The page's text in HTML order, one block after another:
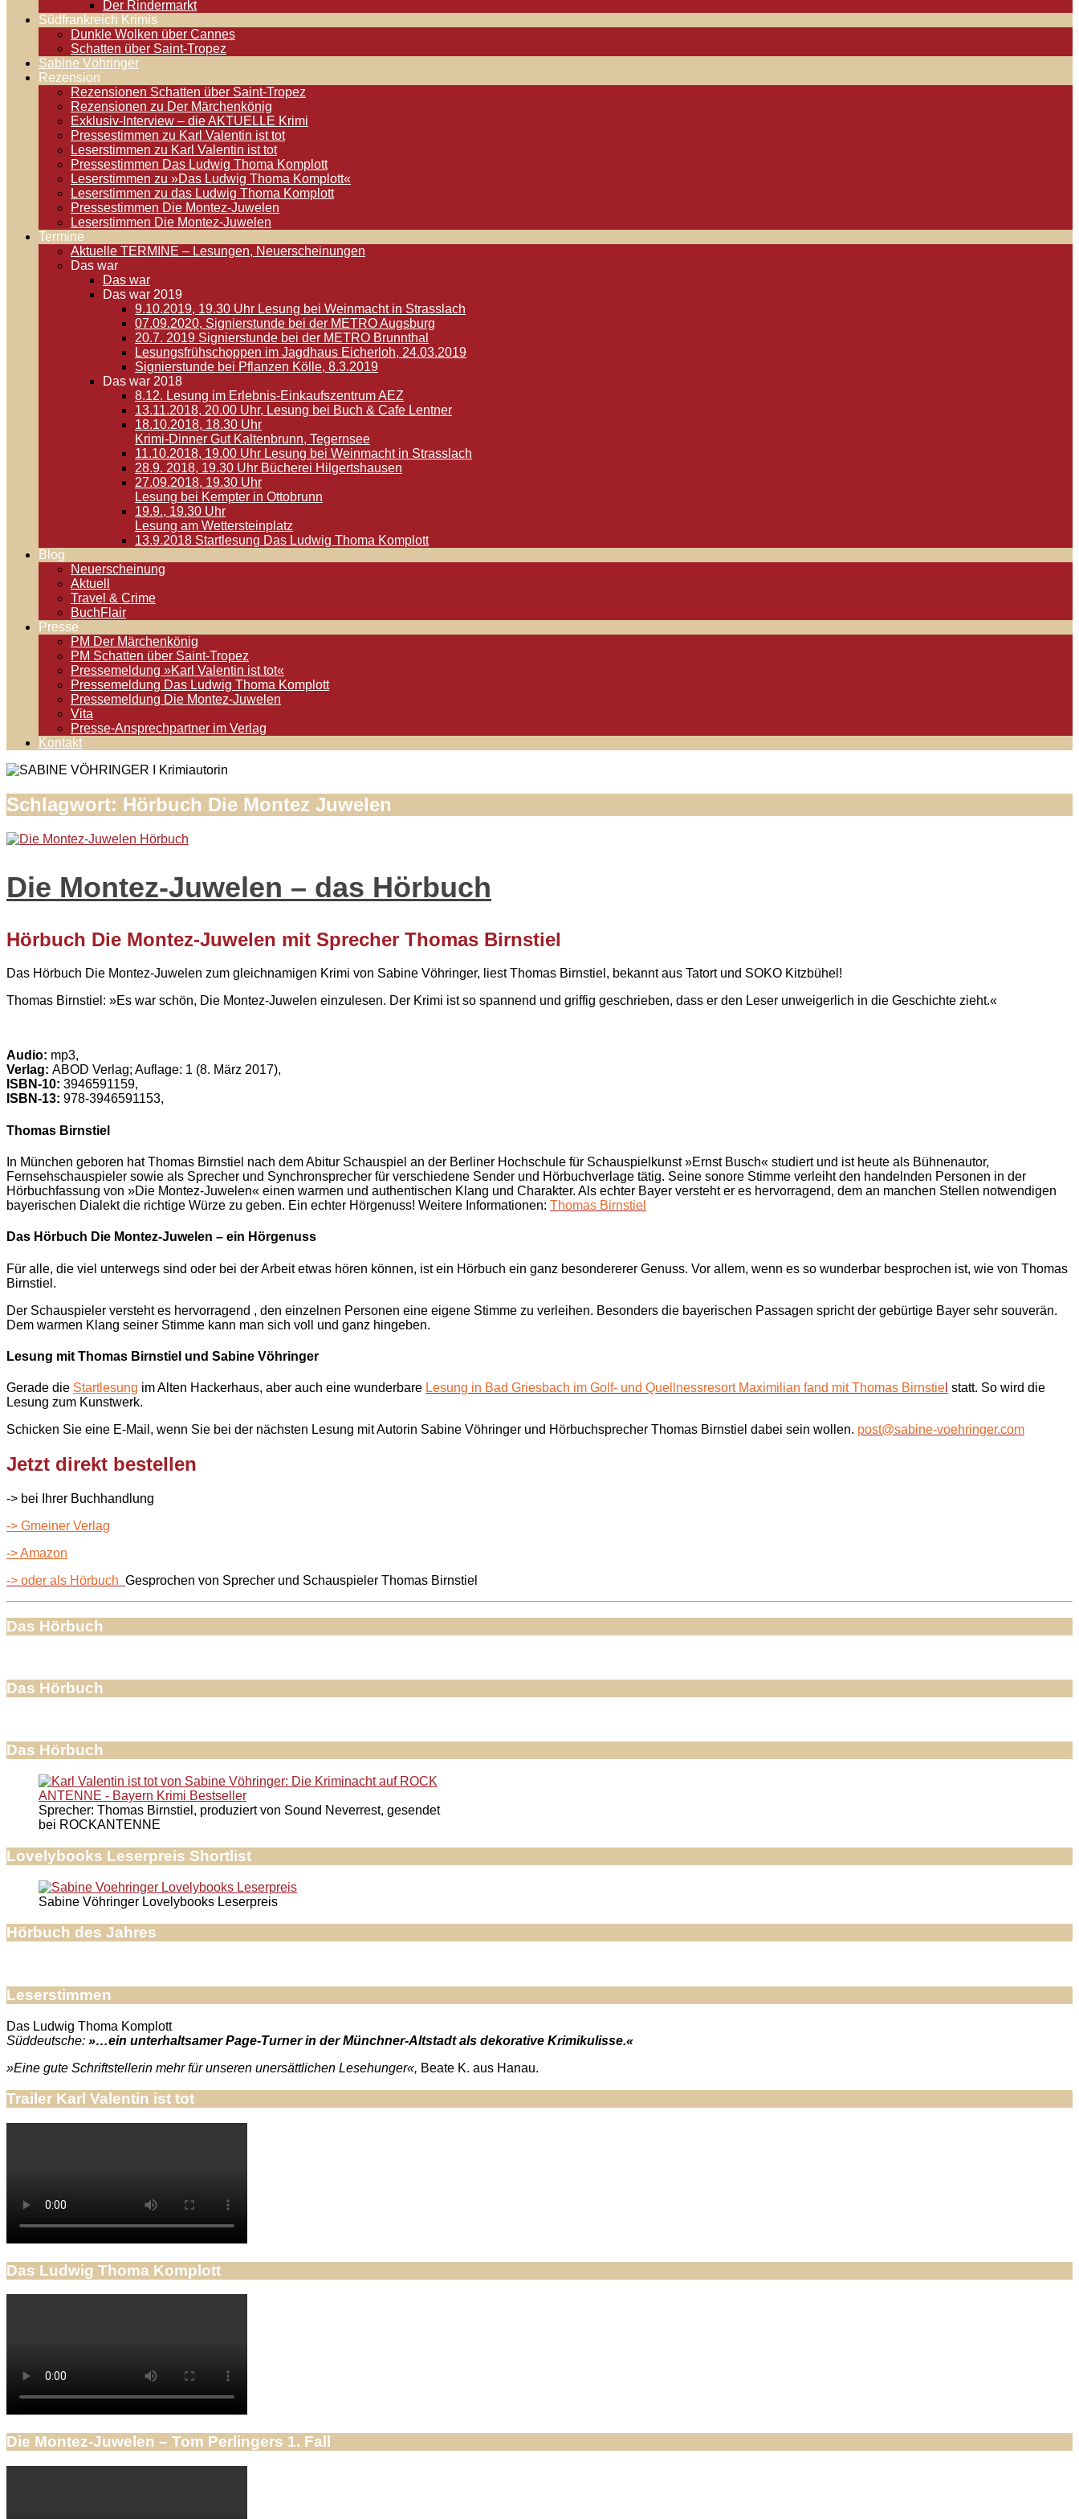
Der Rindermarkt
Südfrankreich Krimis
Dunkle Wolken über Cannes
Schatten über Saint-Tropez
Sabine Vöhringer
Rezension
Rezensionen Schatten über Saint-Tropez
Rezensionen zu Der Märchenkönig
Exklusiv-Interview – die AKTUELLE Krimi
Pressestimmen zu Karl Valentin ist tot
Leserstimmen zu Karl Valentin ist tot
Pressestimmen Das Ludwig Thoma Komplott
Leserstimmen zu »Das Ludwig Thoma Komplott«
Leserstimmen zu das Ludwig Thoma Komplott
Pressestimmen Die Montez-Juwelen
Leserstimmen Die Montez-Juwelen
Termine
Aktuelle TERMINE – Lesungen, Neuerscheinungen
Das war
Das war
Das war 2019
9.10.2019, 19.30 Uhr Lesung bei Weinmacht in Strasslach
07.09.2020, Signierstunde bei der METRO Augsburg
20.7. 2019 Signierstunde bei der METRO Brunnthal
Lesungsfrühschoppen im Jagdhaus Eicherloh, 24.03.2019
Signierstunde bei Pflanzen Kölle, 8.3.2019
Das war 2018
8.12. Lesung im Erlebnis-Einkaufszentrum AEZ
13.11.2018, 20.00 Uhr, Lesung bei Buch & Cafe Lentner
18.10.2018, 18.30 Uhr
Krimi-Dinner Gut Kaltenbrunn, Tegernsee
11.10.2018, 19.00 Uhr Lesung bei Weinmacht in Strasslach
28.9. 2018, 19.30 Uhr Bücherei Hilgertshausen
27.09.2018, 19.30 Uhr
Lesung bei Kempter in Ottobrunn
19.9., 19.30 Uhr
Lesung am Wettersteinplatz
13.9.2018 Startlesung Das Ludwig Thoma Komplott
Blog
Neuerscheinung
Aktuell
Travel & Crime
BuchFlair
Presse
PM Der Märchenkönig
PM Schatten über Saint-Tropez
Pressemeldung »Karl Valentin ist tot«
Pressemeldung Das Ludwig Thoma Komplott
Pressemeldung Die Montez-Juwelen
Vita
Presse-Ansprechpartner im Verlag
Kontakt
Schlagwort: Hörbuch Die Montez Juwelen
Die Montez-Juwelen – das Hörbuch
Hörbuch Die Montez-Juwelen mit Sprecher Thomas Birnstiel
Das Hörbuch Die Montez-Juwelen zum gleichnamigen Krimi von Sabine Vöhringer, liest Thomas Birnstiel, bekannt aus Tatort und SOKO Kitzbühel!
Thomas Birnstiel: »Es war schön, Die Montez-Juwelen einzulesen. Der Krimi ist so spannend und griffig geschrieben, dass er den Leser unweigerlich in die Geschichte zieht.«
Audio: mp3,
Verlag: ABOD Verlag; Auflage: 1 (8. März 2017),
ISBN-10: 3946591159,
ISBN-13: 978-3946591153,
Thomas Birnstiel
In München geboren hat Thomas Birnstiel nach dem Abitur Schauspiel an der Berliner Hochschule für Schauspielkunst »Ernst Busch« studiert und ist heute als Bühnenautor,
Fernsehschauspieler sowie als Sprecher und Synchronsprecher für verschiedene Sender und Hörbuchverlage tätig. Seine sonore Stimme verleiht den handelnden Personen in der
Hörbuchfassung von »Die Montez-Juwelen« einen warmen und authentischen Klang und Charakter. Als echter Bayer versteht er es hervorragend, dem an manchen Stellen notwendigen
bayerischen Dialekt die richtige Würze zu geben. Ein echter Hörgenuss! Weitere Informationen: Thomas Birnstiel
Das Hörbuch Die Montez-Juwelen – ein Hörgenuss
Für alle, die viel unterwegs sind oder bei der Arbeit etwas hören können, ist ein Hörbuch ein ganz besondererer Genuss. Vor allem, wenn es so wunderbar besprochen ist, wie von Thomas
Birnstiel.
Der Schauspieler versteht es hervorragend , den einzelnen Personen eine eigene Stimme zu verleihen. Besonders die bayerischen Passagen spricht der gebürtige Bayer sehr souverän.
Dem warmen Klang seiner Stimme kann man sich voll und ganz hingeben.
Lesung mit Thomas Birnstiel und Sabine Vöhringer
Gerade die Startlesung im Alten Hackerhaus, aber auch eine wunderbare Lesung in Bad Griesbach im Golf- und Quellnessresort Maximilian fand mit Thomas Birnstie statt. So wird die
Lesung zum Kunstwerk.
Schicken Sie eine E-Mail, wenn Sie bei der nächsten Lesung mit Autorin Sabine Vöhringer und Hörbuchsprecher Thomas Birnstiel dabei sein wollen. post@sabine-voehringer.com
Jetzt direkt bestellen
-> bei Ihrer Buchhandlung
-> Gmeiner Verlag
-> Amazon
-> oder als Hörbuch Gesprochen von Sprecher und Schauspieler Thomas Birnstiel
Das Hörbuch
Das Hörbuch
Das Hörbuch
Sprecher: Thomas Birnstiel, produziert von Sound Neverrest, gesendet
bei ROCKANTENNE
Lovelybooks Leserpreis Shortlist
Sabine Vöhringer Lovelybooks Leserpreis
Hörbuch des Jahres
Leserstimmen
Das Ludwig Thoma Komplott
Süddeutsche: »…ein unterhaltsamer Page-Turner in der Münchner-Altstadt als dekorative Krimikulisse.«
»Eine gute Schriftstellerin mehr für unseren unersättlichen Lesehunger«, Beate K. aus Hanau.
Trailer Karl Valentin ist tot
Das Ludwig Thoma Komplott
Die Montez-Juwelen – Tom Perlingers 1. Fall